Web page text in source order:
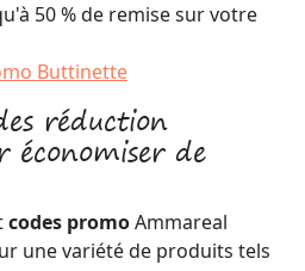
50 % de remise sur votre
Buttinette
réduction
de
codes promoAmmareal
une variété de produits tels